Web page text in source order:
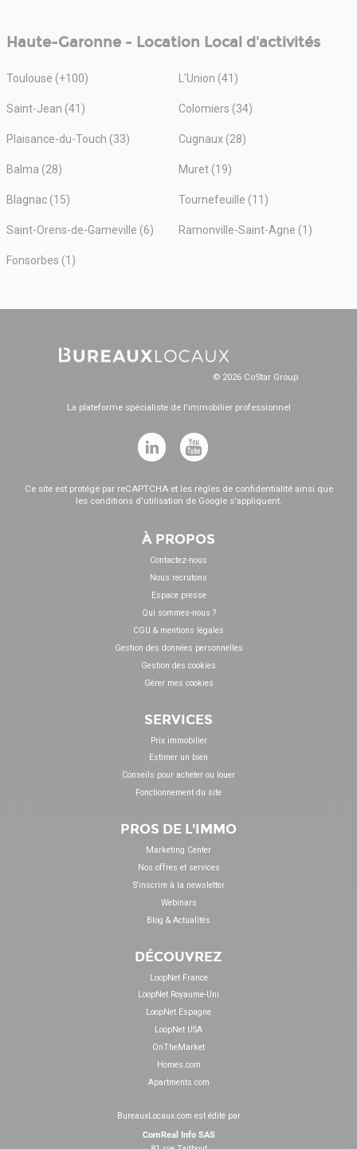
Haute-Garonne - Location Local d'activités
Toulouse (+100) L'Union (41)
Saint-Jean (41) Colomiers (34)
Plaisance-du-Touch (33) Cugnaux (28)
Balma (28) Muret (19)
Blagnac (15) Tournefeuille (11)
Saint-Orens-de-Gameville (6) Ramonville-Saint-Agne (1)
Fonsorbes (1)
© 2026 CoStar Group
La plateforme spécialiste de l'immobilier professionnel
Ce site est protégé par reCAPTCHA et les règles de confidentialitéainsi que
les conditions d'utilisation de Google s'appliquent.
À PROPOS
Contactez-nous
Nous recrutons
Espace presse
Qui sommes-nous ?
CGU & mentions légales
Gestion des données personnelles
Gestion des cookies
Gérer mes cookies
SERVICES
Prix immobilier
Estimer un bien
Conseils pour acheter ou louer
Fonctionnement du site
PROS DE L'IMMO
Marketing Center
Nos offres et services
S'inscrire à la newsletter
Webinars
Blog & Actualités
DÉCOUVREZ
LoopNet France
LoopNet Royaume-Uni
LoopNet Espagne
LoopNet USA
OnTheMarket
Homes.com
Apartments.com
BureauxLocaux.com est édité par
ComReal Info SAS